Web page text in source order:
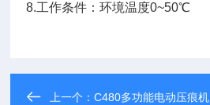
8.工作条件：环境温度0~50℃
上一个：C480多功能电动压痕机